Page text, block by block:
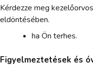
Kérdezze meg
eldöntésében.
ha Ön terhes.
Figyelmeztetések és